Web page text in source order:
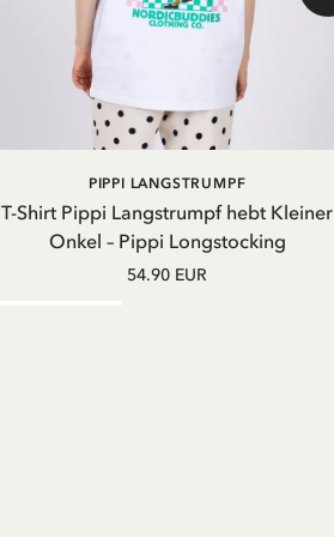
T-Shirt Pippi Langstrumpf hebt Kleiner
Onkel – Pippi Longstocking
PIPPI LANGSTRUMPF
54.90 EUR